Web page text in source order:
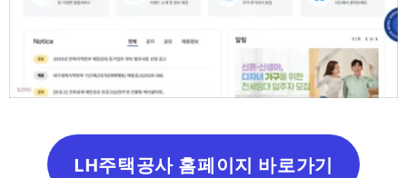
LH주택공사 홈페이지 바로가기